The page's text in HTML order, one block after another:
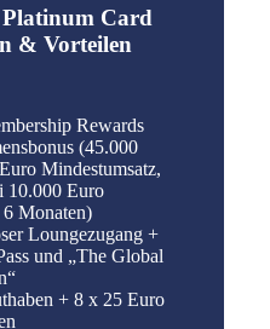
Platinum Card
& Vorteilen
Rewards
(45.000
Mindestumsatz,
10.000 Euro
Monaten)
Loungezugang +
und „The Global
+ 8 x 25 Euro